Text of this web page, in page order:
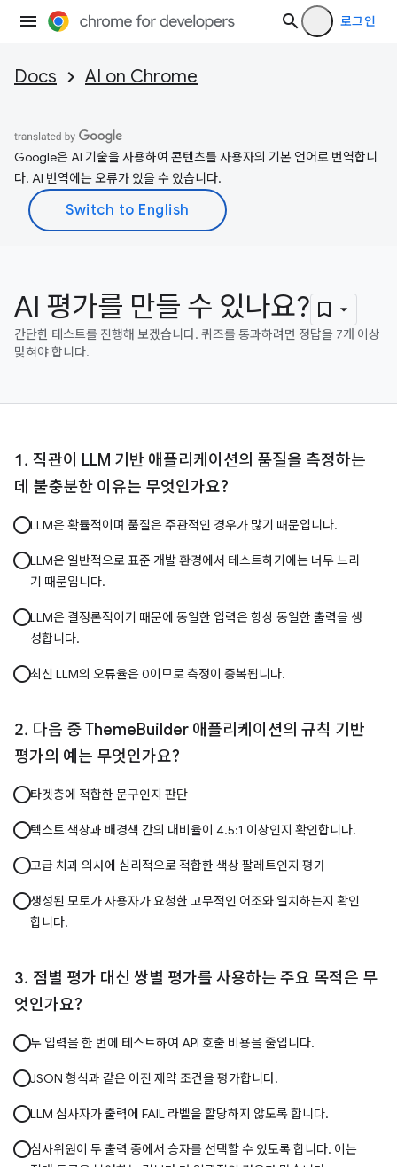
로그인
Docs AI on Chrome
Google은 AI 기술을 사용하여 콘텐츠를 사용자의 기본 언어로 번역합니
다. AI 번역에는 오류가 있을 수 있습니다.
AI 평가를 만들 수 있나요?
간단한 테스트를 진행해 보겠습니다. 퀴즈를 통과하려면 정답을 7개 이상
맞혀야 합니다.
직관이 LLM 기반 애플리케이션의 품질을 측정하는
데 불충분한 이유는 무엇인가요?
LLM은 확률적이며 품질은 주관적인 경우가 많기 때문입니다.
LLM은 일반적으로 표준 개발 환경에서 테스트하기에는 너무 느리
기 때문입니다.
LLM은 결정론적이기 때문에 동일한 입력은 항상 동일한 출력을 생
성합니다.
최신 LLM의 오류율은 0이므로 측정이 중복됩니다.
다음 중 ThemeBuilder 애플리케이션의 규칙 기반
평가의 예는 무엇인가요?
타겟층에 적합한 문구인지 판단
텍스트 색상과 배경색 간의 대비율이 4.5:1 이상인지 확인합니다.
고급 치과 의사에 심리적으로 적합한 색상 팔레트인지 평가
생성된 모토가 사용자가 요청한 고무적인 어조와 일치하는지 확인
합니다.
점별 평가 대신 쌍별 평가를 사용하는 주요 목적은 무
엇인가요?
두 입력을 한 번에 테스트하여 API 호출 비용을 줄입니다.
JSON 형식과 같은 이진 제약 조건을 평가합니다.
LLM 심사자가 출력에 FAIL 라벨을 할당하지 않도록 합니다.
심사위원이 두 출력 중에서 승자를 선택할 수 있도록 합니다. 이는